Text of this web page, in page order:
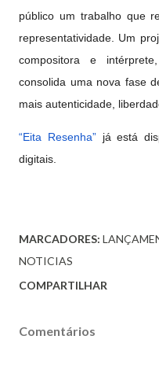
público um trabalho que
representatividade. Um
compositora e
consolida uma nova fase
mais autenticidade,
“Eita Resenha”já está
digitais.
MARCADORES:
NOTICIAS
COMPARTILHAR
Comentários